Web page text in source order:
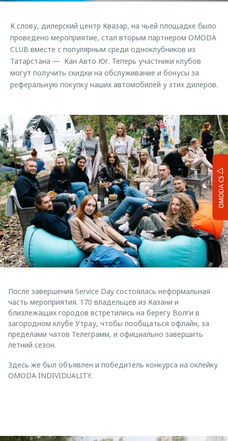
OMODA C5
К слову, дилерский центр Квазар, на чьей площадке было
проведено мероприятие, стал вторым партнером OMODA
CLUB вместе с популярным среди одноклубников из
Татарстана — Кан Авто Юг. Теперь участники клубов
могут получить скидки на обслуживание и бонусы за
реферальную покупку наших автомобилей у этих дилеров.
После завершения Service Day состоялась неформальная
часть мероприятия. 170 владельцев из Казани и
близлежащих городов встретились на берегу Волги в
загородном клубе Утрау, чтобы пообщаться офлайн, за
пределами чатов Телеграмм, и официально завершить
летний сезон.
Здесь же был объявлен и победитель конкурса на оклейку
OMODA INDIVIDUALITY.